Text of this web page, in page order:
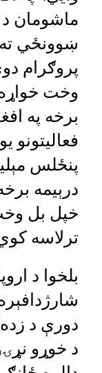
ماشومان د
ښوونځي
پروګرام
وخت
برخه په
پنځلس
درېیمه
خپل بل
ترلاسه
بلخوا د
دورې د